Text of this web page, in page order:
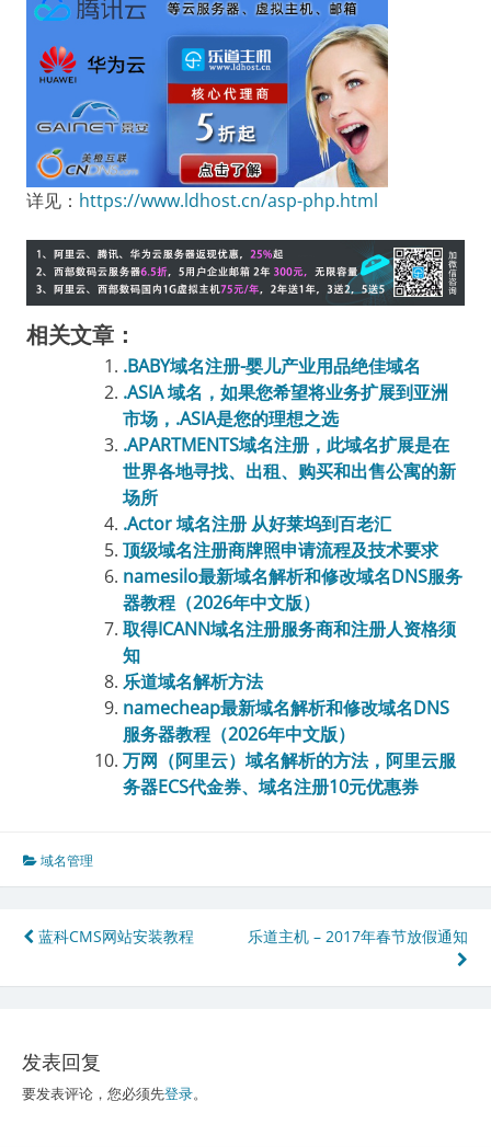
详见： https://www.ldhost.cn/asp-php.html
相关文章：
.BABY域名注册-婴儿产业用品绝佳域名
.ASIA 域名，如果您希望将业务扩展到亚洲
市场，.ASIA是您的理想之选
.APARTMENTS域名注册，此域名扩展是在
世界各地寻找、出租、购买和出售公寓的新
场所
.Actor 域名注册 从好莱坞到百老汇
顶级域名注册商牌照申请流程及技术要求
namesilo最新域名解析和修改域名DNS服务
器教程（2026年中文版）
取得ICANN域名注册服务商和注册人资格须
知
乐道域名解析方法
namecheap最新域名解析和修改域名DNS
服务器教程（2026年中文版）
万网（阿里云）域名解析的方法，阿里云服
务器ECS代金券、域名注册10元优惠券
域名管理
文
章
航
蓝科CMS网站安装教程 乐道主机 – 2017年春节放假通知
发表回复
要发表评论，您必须先登录。